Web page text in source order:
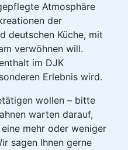
Atmosphäre
der
deutschen Küche, mit
verwöhnen will.
im DJK
Erlebnis wird.
wollen – bitte
warten darauf,
mehr oder weniger
sagen Ihnen gerne